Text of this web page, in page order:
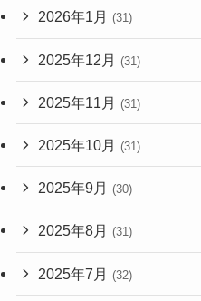
2026年1月 (31)
2025年12月 (31)
2025年11月 (31)
2025年10月 (31)
2025年9月 (30)
2025年8月 (31)
2025年7月 (32)